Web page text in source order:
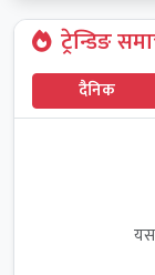
ट्रेन्डिङ
दैनिक